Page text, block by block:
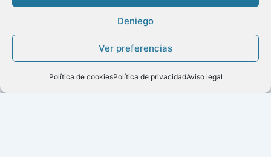
Deniego
Ver preferencias
Política de cookiesPolítica de privacidadAviso legal
Copyright ©2020
Menú